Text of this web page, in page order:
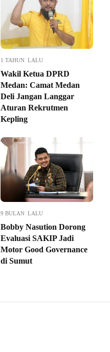
1 TAHUN LALU
Wakil Ketua DPRD
Medan: Camat Medan
Deli Jangan Langgar
Aturan Rekrutmen
Kepling
9 BULAN LALU
Bobby Nasution Dorong
Evaluasi SAKIP Jadi
Motor Good Governance
di Sumut